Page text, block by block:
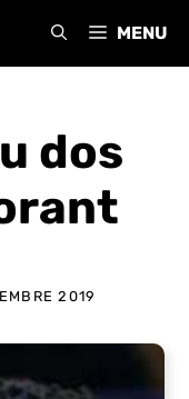
MENU
dos
2019